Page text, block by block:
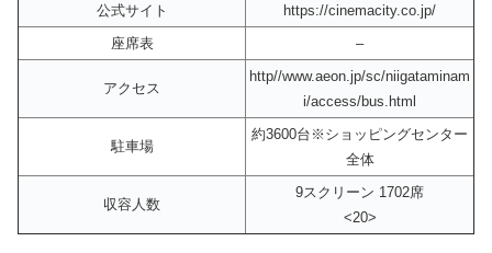
公式サイト
https://cinemacity.co.jp/
座席表
–
アクセス
http//www.aeon.jp/sc/niigataminam
i/access/bus.html
駐車場
約3600台※ショッピングセンター
全体
収容人数
9スクリーン 1702席
<20>